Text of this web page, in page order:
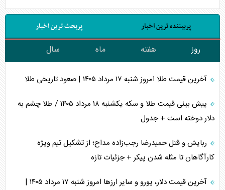
پربیننده ترین اخبار پربحث ترین اخبار
روز هفته ماه سال
آخرین قیمت طلا امروز شنبه ۱۷ مرداد ۱۴۰۵ | صعود تاریخی طلا
پیش بینی قیمت طلا و سکه یکشنبه ۱۸ مرداد ۱۴۰۵ / طلا چشم به
دلار دوخته است + جدول
ربایش و قتل حمیدرضا رجب‌زاده مداح؛ از تشکیل تیم ویژه
کارآگاهان تا مثله شدن پیکر + جزئیات تازه
آخرین قیمت دلار، یورو و سایر ارز‌ها امروز شنبه ۱۷ مرداد ۱۴۰۵ |